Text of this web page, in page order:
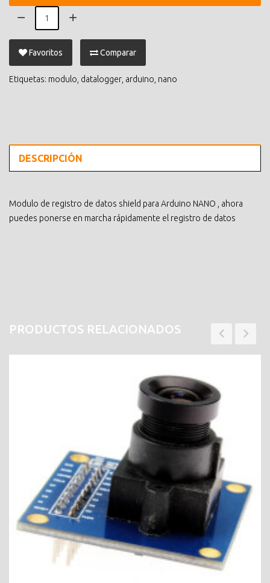
Favoritos Comparar
Etiquetas: modulo datalogger arduino nano
DESCRIPCIÓN
Modulo de registro de datos shield para Arduino NANO , ahora
puedes ponerse en marcha rápidamente el registro de datos
PRODUCTOS RELACIONADOS